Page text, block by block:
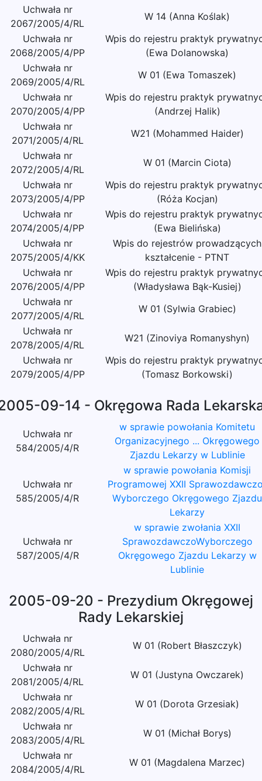
Uchwała nr
2067/2005/4/RL
W 14 (Anna Koślak)
Uchwała nr
2068/2005/4/PP
Wpis do rejestru praktyk
(Ewa Dolanowska)
Uchwała nr
2069/2005/4/RL
W 01 (Ewa Tomaszek)
Uchwała nr
2070/2005/4/PP
Wpis do rejestru praktyk
(Andrzej Halik)
Uchwała nr
2071/2005/4/RL
W21 (Mohammed Haider)
Uchwała nr
2072/2005/4/RL
W 01 (Marcin Ciota)
Uchwała nr
2073/2005/4/PP
Wpis do rejestru praktyk
(Róża Kocjan)
Uchwała nr
2074/2005/4/PP
Wpis do rejestru praktyk
(Ewa Bielińska)
Uchwała nr
2075/2005/4/KK
Wpis do rejestrów prowadzących
kształcenie - PTNT
Uchwała nr
2076/2005/4/PP
Wpis do rejestru praktyk
(Władysława Bąk-Kusiej)
Uchwała nr
2077/2005/4/RL
W 01 (Sylwia Grabiec)
Uchwała nr
2078/2005/4/RL
W21 (Zinoviya Romanyshyn)
Uchwała nr
2079/2005/4/PP
Wpis do rejestru praktyk
(Tomasz Borkowski)
09-14 - Okręgowa Rada
Uchwała nr
584/2005/4/R
w sprawie powołania Komitetu
Organizacyjnego ... Okręgowego
Zjazdu Lekarzy w Lublinie
Uchwała nr
585/2005/4/R
w sprawie powołania Komisji
Programowej XXII
Wyborczego Okręgowego Zjazdu
Lekarzy
Uchwała nr
587/2005/4/R
w sprawie zwołania XXII
SprawozdawczoWyborczego
Okręgowego Zjazdu Lekarzy w
Lublinie
2005-09-20 - Prezydium Okręgowej
Rady Lekarskiej
Uchwała nr
2080/2005/4/RL
W 01 (Robert Błaszczyk)
Uchwała nr
2081/2005/4/RL
W 01 (Justyna Owczarek)
Uchwała nr
2082/2005/4/RL
W 01 (Dorota Grzesiak)
Uchwała nr
2083/2005/4/RL
W 01 (Michał Borys)
Uchwała nr
2084/2005/4/RL
W 01 (Magdalena Marzec)